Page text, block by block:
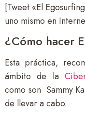
[Tweet «El
uno mismo en
¿Cómo hacer
Esta práctica,
ámbito de la
como son Sammy
de llevar a cabo.